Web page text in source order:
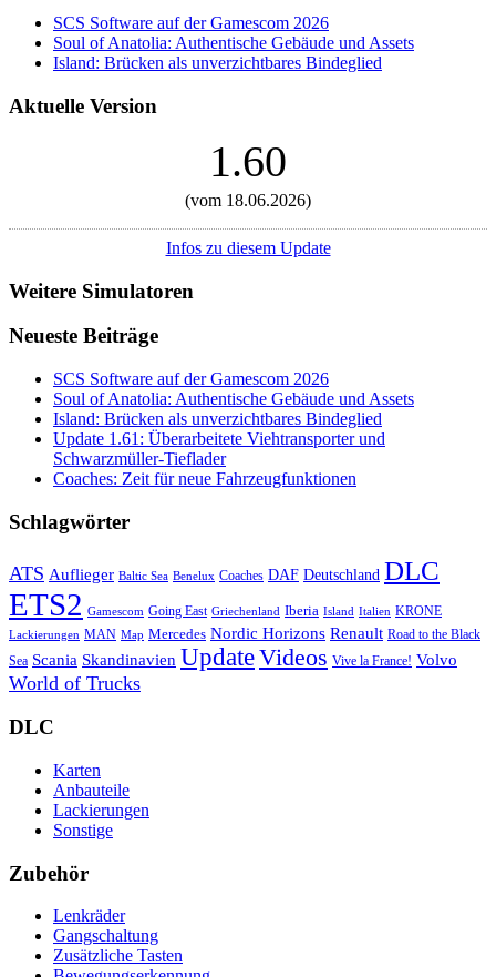
SCS Software auf der Gamescom 2026
Soul of Anatolia: Authentische Gebäude und Assets
Island: Brücken als unverzichtbares Bindeglied
Aktuelle Version
1.60
(vom 18.06.2026)
Infos zu diesem Update
Weitere Simulatoren
Neueste Beiträge
SCS Software auf der Gamescom 2026
Soul of Anatolia: Authentische Gebäude und Assets
Island: Brücken als unverzichtbares Bindeglied
Update 1.61: Überarbeitete Viehtransporter und
Schwarzmüller-Tieflader
Coaches: Zeit für neue Fahrzeugfunktionen
Schlagwörter
ATS Auflieger Baltic Sea Benelux Coaches DAF Deutschland DLC
ETS2 Gamescom Going East Griechenland Iberia Island Italien KRONE
Lackierungen MAN Map Mercedes Nordic Horizons Renault Road to the Black
Sea Scania Skandinavien UpdateVideos Vive la France! Volvo
World of Trucks
DLC
Karten
Anbauteile
Lackierungen
Sonstige
Zubehör
Lenkräder
Gangschaltung
Zusätzliche Tasten